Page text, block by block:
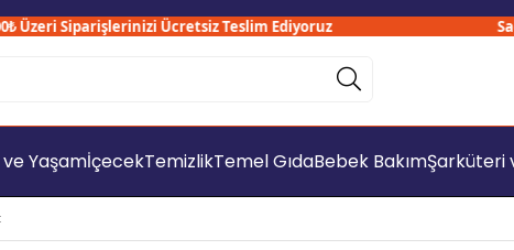
Üzeri Siparişlerinizi Ücretsiz Teslim Ediyoruz
ve YaşamİçecekTemizlikTemel GıdaBebek BakımŞarküteri